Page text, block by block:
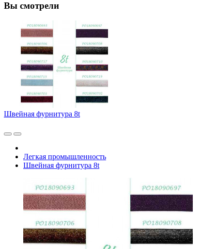
Вы смотрели
Швейная фурнитура 8t
Легкая промышленность
Швейная фурнитура 8t